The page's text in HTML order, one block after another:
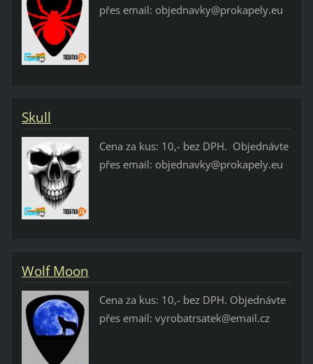
přes email: objednavky@prokapely.eu
Skull
Cena za kus: 10,- bez DPH. Objednávte
přes email: objednavky@prokapely.eu
Wolf Moon
Cena za kus: 10,- bez DPH. Objednávte
přes email: vyrobatrsatek@email.cz